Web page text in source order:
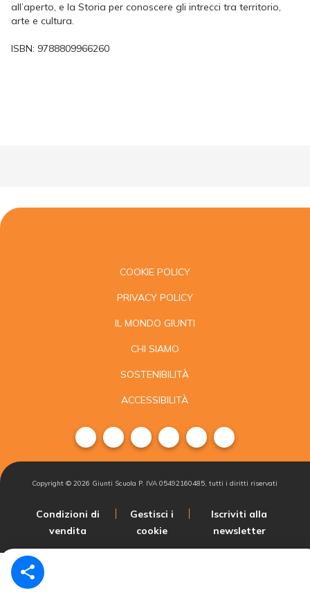
all’aperto, e la Storia per conoscere gli intrecci tra territorio,
arte e cultura.
ISBN: 9788809966260
COOKIE POLICY
PRIVACY POLICY
IL MONDO GIUNTI
CHI SIAMO
SOSTENIBILITÀ
ACCESSIBILITÀ
Copyright ©2026 Giunti Scuola P. IVA 05492160485, tutti i diritti riservati
Condizioni di
vendita
Gestisci i
cookie
Iscriviti alla
newsletter